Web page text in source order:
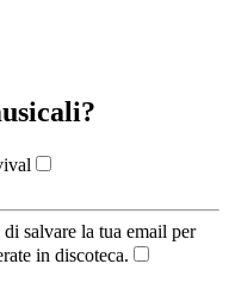
salvare la tua email per
in discoteca.